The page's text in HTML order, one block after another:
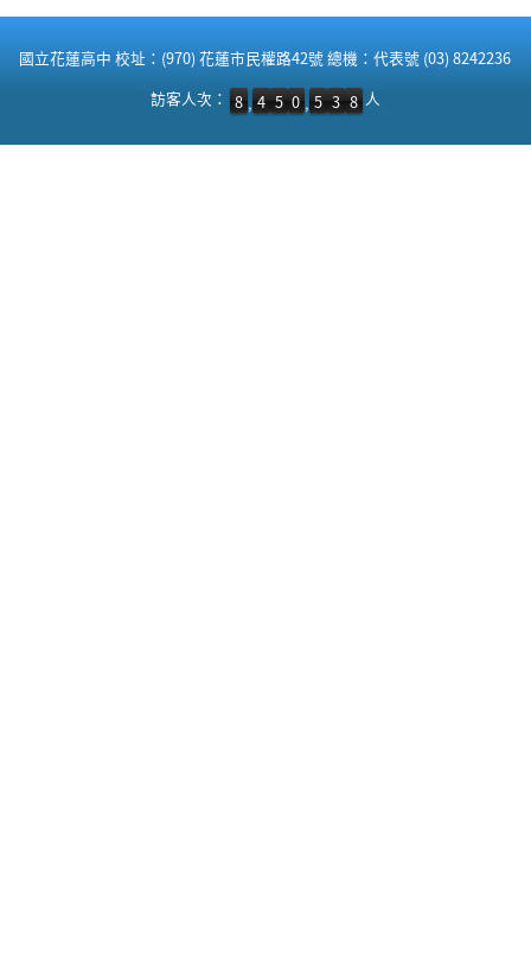
國立花蓮高中 校址：(970) 花蓮市民權路42號 總機：代表號 (03) 8242236
訪客人次：8,450,538 人
訪客人次： 8 , 4 5 0 , 5 3 8 人